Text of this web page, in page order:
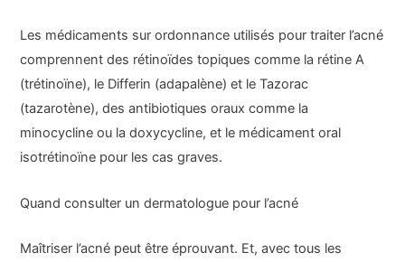
Les médicaments sur ordonnance utilisés pour traiter l’acné
comprennent des rétinoïdes topiques comme la rétine A
(trétinoïne), le Differin (adapalène) et le Tazorac
(tazarotène), des antibiotiques oraux comme la
minocycline ou la doxycycline, et le médicament oral
isotrétinoïne pour les cas graves.
Quand consulter un dermatologue pour l’acné
Maîtriser l’acné peut être éprouvant. Et, avec tous les